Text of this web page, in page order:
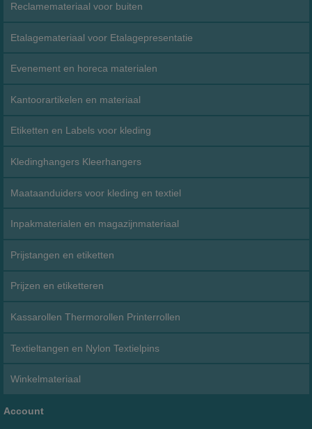
Reclamemateriaal voor buiten
Etalagemateriaal voor Etalagepresentatie
Evenement en horeca materialen
Kantoorartikelen en materiaal
Etiketten en Labels voor kleding
Kledinghangers Kleerhangers
Maataanduiders voor kleding en textiel
Inpakmaterialen en magazijnmateriaal
Prijstangen en etiketten
Prijzen en etiketteren
Kassarollen Thermorollen Printerrollen
Textieltangen en Nylon Textielpins
Winkelmateriaal
Account